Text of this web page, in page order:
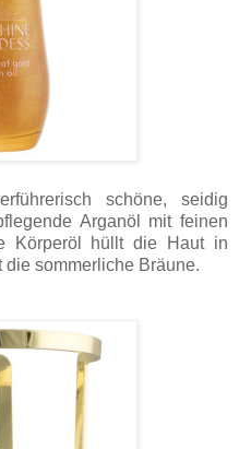
schöne, seidig
Arganöl mit feinen
Körperöl hüllt die Haut in
sommerliche Bräune.